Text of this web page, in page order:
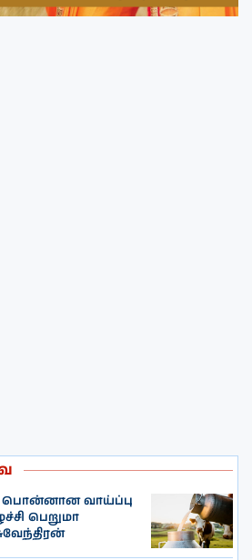
வாய்ப்பு
பெறுமா